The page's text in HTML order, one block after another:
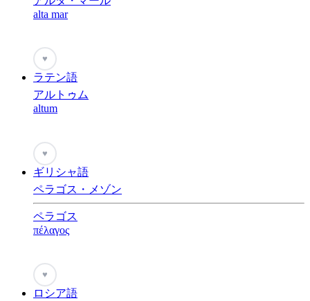
alta mar
♥
ラテン語
アルトゥム
altum
♥
ギリシャ語
ペラゴス・メゾン
ペラゴス
πέλαγος
♥
ロシア語